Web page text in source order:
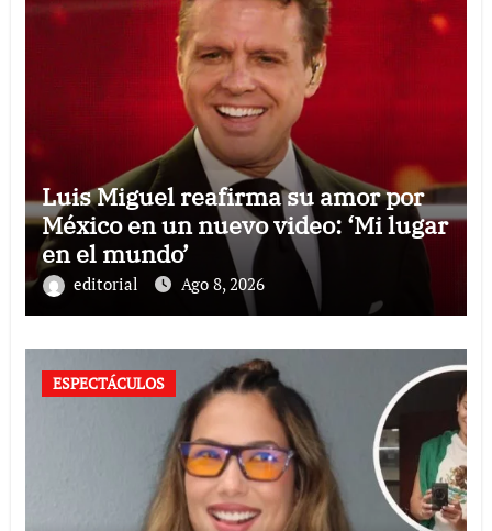
Luis Miguel reafirma su amor por
México en un nuevo video: ‘Mi lugar
en el mundo’
editorial Ago 8, 2026
ESPECTÁCULOS